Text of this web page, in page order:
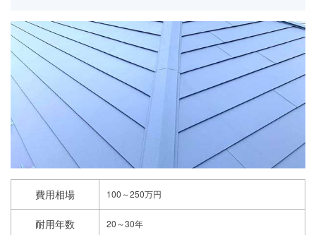
費用相場 100～250万円
耐用年数 20～30年